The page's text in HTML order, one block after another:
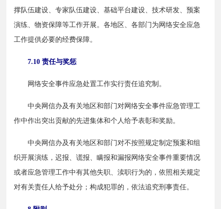
撑队伍建设、专家队伍建设、基础平台建设、技术研发、预案
演练、物资保障等工作开展。各地区、各部门为网络安全应急
工作提供必要的经费保障。
7.10 责任与奖惩
网络安全事件应急处置工作实行责任追究制。
中央网信办及有关地区和部门对网络安全事件应急管理工
作中作出突出贡献的先进集体和个人给予表彰和奖励。
中央网信办及有关地区和部门对不按照规定制定预案和组
织开展演练，迟报、谎报、瞒报和漏报网络安全事件重要情况
或者应急管理工作中有其他失职、渎职行为的，依照相关规定
对有关责任人给予处分；构成犯罪的，依法追究刑事责任。